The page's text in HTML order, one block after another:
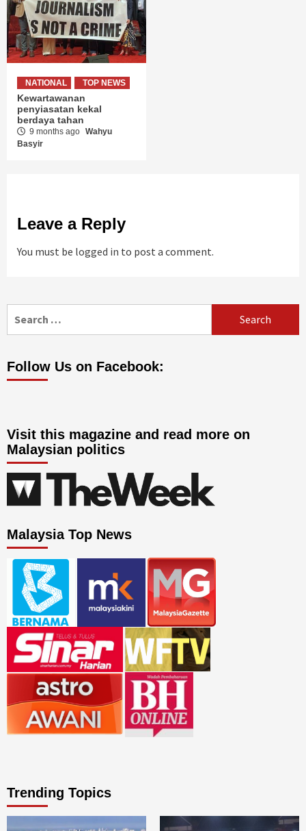
NATIONAL TOP NEWS
Kewartawanan
penyiasatan kekal
berdaya tahan
9 months ago Wahyu
Basyir
Leave a Reply
You must be logged in to post a comment.
for:
Follow Us on Facebook:
Visit this magazine and read more on
Malaysian politics
Malaysia Top News
Trending Topics